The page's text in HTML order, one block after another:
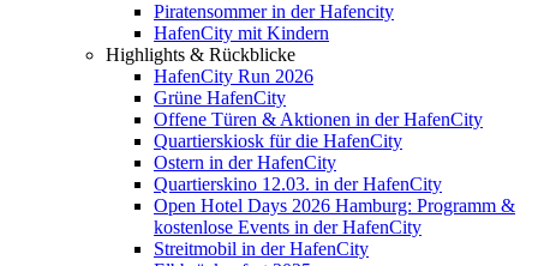
Piratensommer in der Hafencity
HafenCity mit Kindern
Highlights & Rückblicke
HafenCity Run 2026
Grüne HafenCity
Offene Türen & Aktionen in der HafenCity
Quartierskiosk für die HafenCity
Ostern in der HafenCity
Quartierskino 12.03. in der HafenCity
Open Hotel Days 2026 Hamburg: Programm &
kostenlose Events in der HafenCity
Streitmobil in der HafenCity